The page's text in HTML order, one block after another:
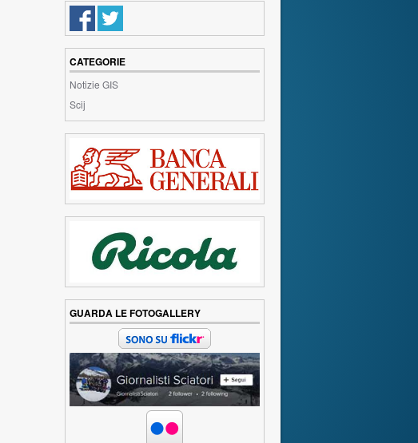
CATEGORIE
Notizie GIS
Scij
GUARDA LE FOTOGALLERY